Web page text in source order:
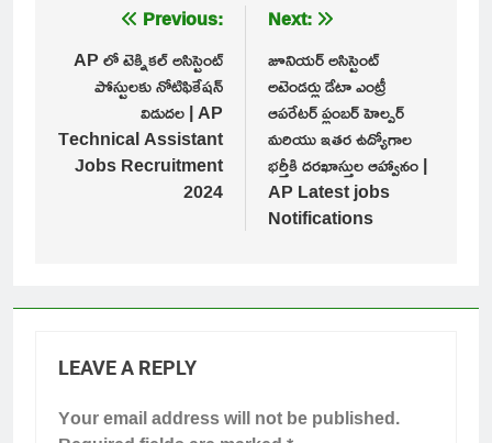
navigation
Previous:
AP లో టెక్నికల్ అసిస్టెంట్
పోస్టులకు నోటిఫికేషన్
విడుదల | AP
Technical Assistant
Jobs Recruitment
2024
Next:
జూనియర్ అసిస్టెంట్
అటెండర్లు డేటా ఎంట్రీ
ఆపరేటర్ ప్లంబర్ హెల్పర్
మరియు ఇతర ఉద్యోగాల
భర్తీకి దరఖాస్తుల ఆహ్వానం |
AP Latest jobs
Notifications
LEAVE A REPLY
Your email address will not be published.